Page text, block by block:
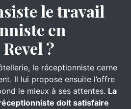
le travail
en
?
le réceptionniste cerne
Il lui propose ensuite l’offre
le mieux à ses attentes. La
doit satisfaire